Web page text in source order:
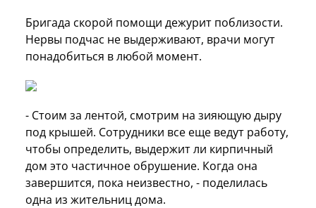
Бригада скорой помощи дежурит поблизости.
Нервы подчас не выдерживают, врачи могут
понадобиться в любой момент.
- Стоим за лентой, смотрим на зияющую дыру
под крышей. Сотрудники все еще ведут работу,
чтобы определить, выдержит ли кирпичный
дом это частичное обрушение. Когда она
завершится, пока неизвестно, - поделилась
одна из жительниц дома.